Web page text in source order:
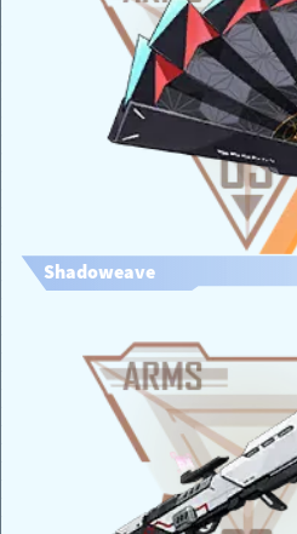
Shadoweave